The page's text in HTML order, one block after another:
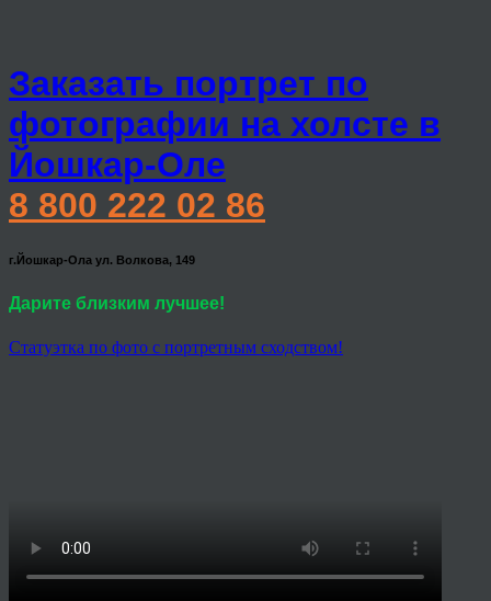
Заказать портрет по
фотографии на холсте в
Йошкар-Оле
8 800 222 02 86
г.Йошкар-Ола ул. Волкова, 149
Дарите близким лучшее!
Статуэтка по фото с портретным сходством!